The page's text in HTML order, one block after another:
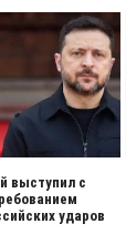
выступил с
ударов